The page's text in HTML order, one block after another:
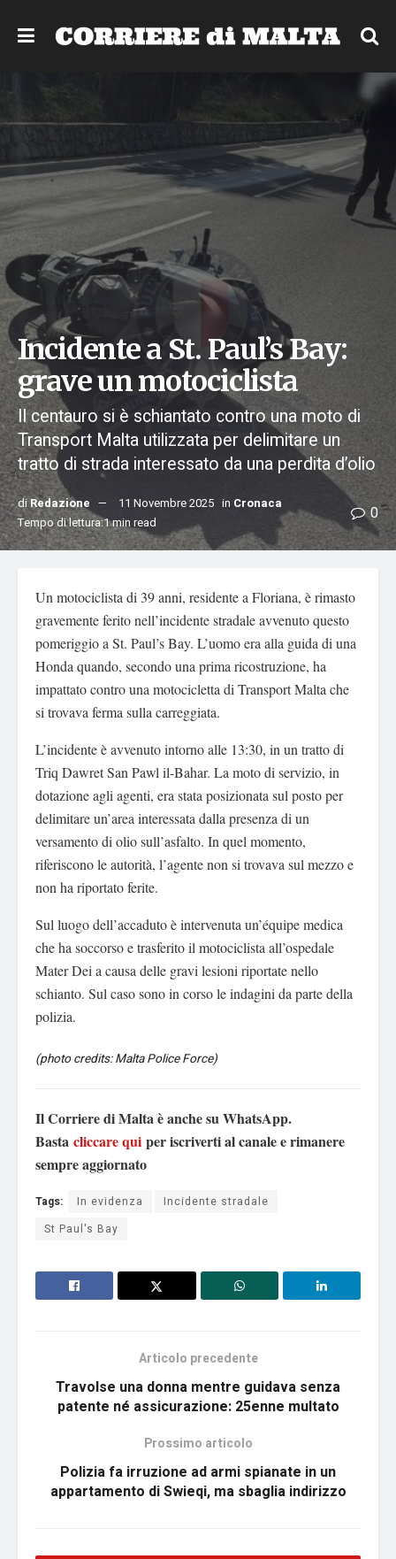
Incidente a St. Paul’s Bay:
grave un motociclista
Il centauro si è schiantato contro una moto di
Transport Malta utilizzata per delimitare un
tratto di strada interessato da una perdita d’olio
di Redazione 11 Novembre 2025 in Cronaca
Tempo di lettura:1 min read
0
Un motociclista di 39 anni, residente a Floriana, è rimasto
gravemente ferito nell’incidente stradale avvenuto questo
pomeriggio a St. Paul’s Bay. L’uomo era alla guida di una
Honda quando, secondo una prima ricostruzione, ha
impattato contro una motocicletta di Transport Malta che
si trovava ferma sulla carreggiata.
L’incidente è avvenuto intorno alle 13:30, in un tratto di
Triq Dawret San Pawl il-Bahar. La moto di servizio, in
dotazione agli agenti, era stata posizionata sul posto per
delimitare un’area interessata dalla presenza di un
versamento di olio sull’asfalto. In quel momento,
riferiscono le autorità, l’agente non si trovava sul mezzo e
non ha riportato ferite.
Sul luogo dell’accaduto è intervenuta un’équipe medica
che ha soccorso e trasferito il motociclista all’ospedale
Mater Dei a causa delle gravi lesioni riportate nello
schianto. Sul caso sono in corso le indagini da parte della
polizia.
(photo credits: Malta Police Force)
Il Corriere di Malta è anche su WhatsApp.
Basta cliccare qui per iscriverti al canale e rimanere
sempre aggiornato
Tags: In evidenza
Incidente stradale
St Paul's Bay
Articolo precedente
Travolse una donna mentre guidava senza
patente né assicurazione: 25enne multato
Prossimo articolo
Polizia fa irruzione ad armi spianate in un
appartamento di Swieqi, ma sbaglia indirizzo